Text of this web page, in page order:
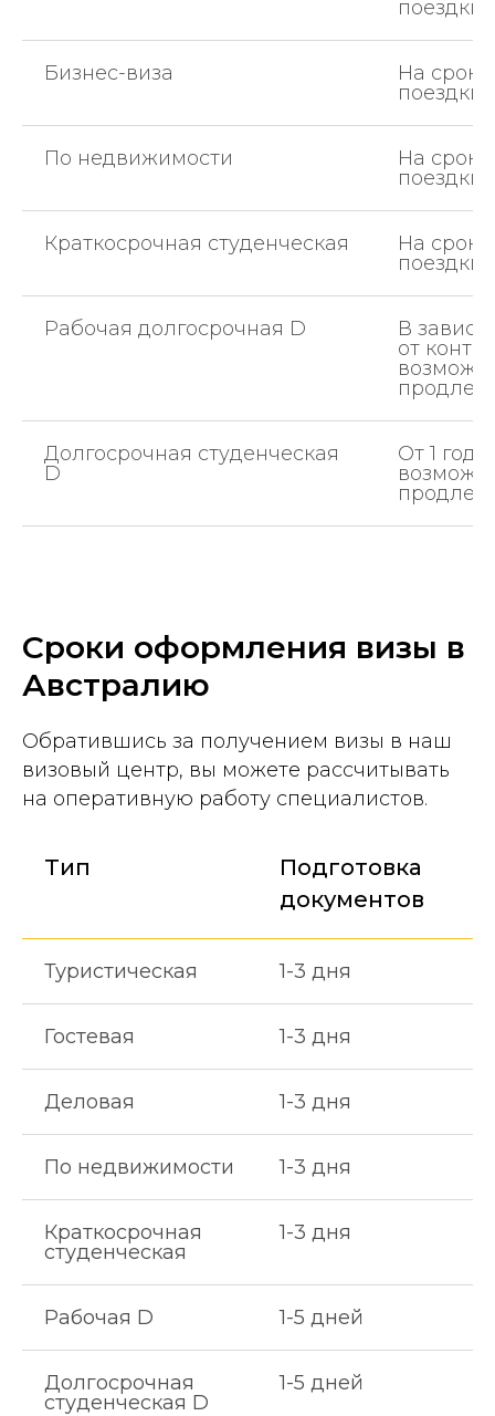
поездки
Бизнес-виза
На сроки
поездки
По недвижимости
На сроки
поездки
Краткосрочная студенческая
На сроки
поездки
Рабочая долгосрочная D
В
от
Долгосрочная студенческая
D
От 1 года
Сроки оформления визы в
Австралию
Обратившись за получением визы в наш
визовый центр, вы можете рассчитывать
на оперативную работу специалистов.
Тип
Подготовка
документов
Туристическая 1-3 дня
Гостевая 1-3 дня
Деловая 1-3 дня
По недвижимости 1-3 дня
Краткосрочная
студенческая
1-3 дня
Рабочая D 1-5 дней
Долгосрочная
студенческая D
1-5 дней